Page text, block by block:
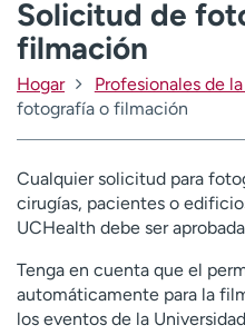
Dar
Inicie sesión en My Health
Ready. Set. CO.
Empleados
Atención a medios de
comunicación
Solicitud de
filmación
Hogar Profesionales de
fotografía o filmación
Cualquier solicitud para
cirugías, pacientes o
UCHealth debe ser
Tenga en cuenta que el
automáticamente para la
los eventos de la